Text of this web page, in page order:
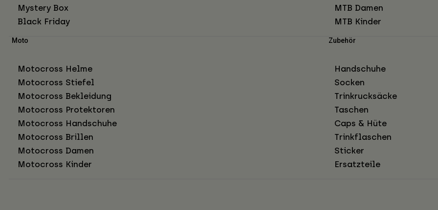
Mystery Box
Black Friday
MTB Damen
MTB Kinder
Moto
Motocross Helme
Motocross Stiefel
Motocross Bekleidung
Motocross Protektoren
Motocross Handschuhe
Motocross Brillen
Motocross Damen
Motocross Kinder
Zubehör
Handschuhe
Socken
Trinkrucksäcke
Taschen
Caps & Hüte
Trinkflaschen
Sticker
Ersatzteile